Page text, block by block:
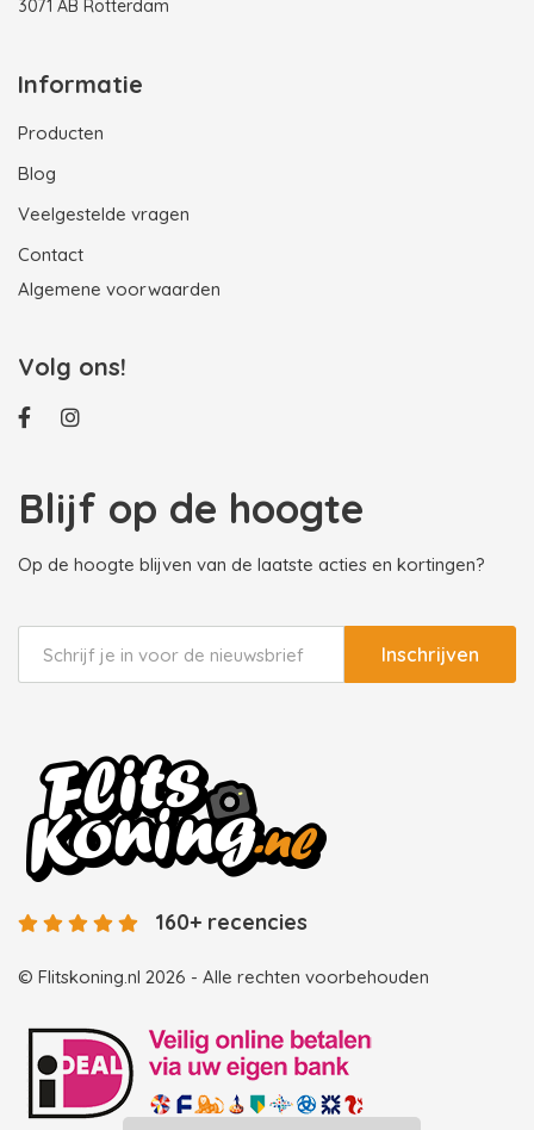
3071 AB Rotterdam
Informatie
Producten
Blog
Veelgestelde vragen
Contact
Algemene voorwaarden
Volg ons!
Blijf op de hoogte
Op de hoogte blijven van de laatste acties en kortingen?
Inschrijven
© Flitskoning.nl 2026 - Alle rechten voorbehouden
160+ recencies